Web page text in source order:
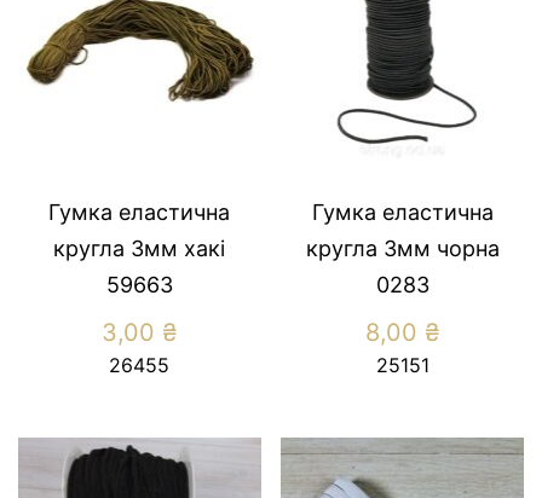
Гумка еластична
кругла 3мм хакi
59663
3,00 ₴
26455
Гумка еластична
кругла 3мм чорна
0283
8,00 ₴
25151